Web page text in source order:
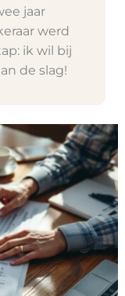
jaar
werd
ik wil bij
de slag!